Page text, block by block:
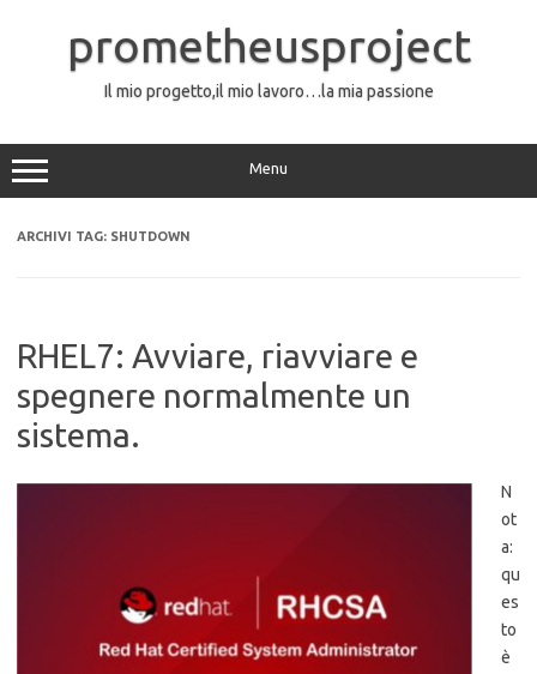
contenutoprometheusproject
Il mio progetto,il mio lavoro…la mia passione
Menu
ARCHIVI TAG: SHUTDOWN
RHEL7: Avviare, riavviare e
spegnere normalmente un
sistema.
N
ot
a:
qu
es
to
è